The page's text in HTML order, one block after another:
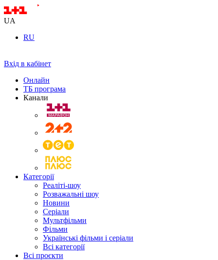
UA
RU
Вхід в кабінет
Онлайн
ТБ програма
Канали
Категорії
Реаліті-шоу
Розважальні шоу
Новини
Серіали
Мультфільми
Фільми
Українські фільми і серіали
Всі категорії
Всі проєкти